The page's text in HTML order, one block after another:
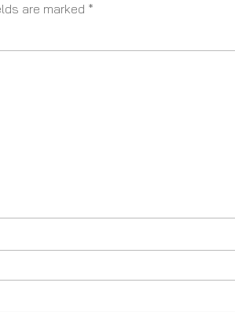
are marked *